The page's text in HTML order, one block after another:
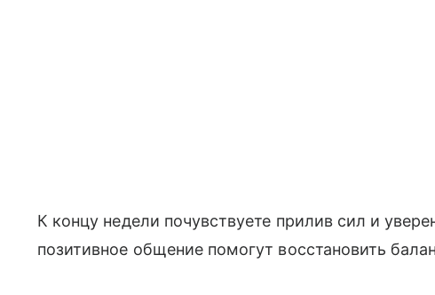
К концу недели почувствуете прилив сил и
позитивное общение помогут восстановить